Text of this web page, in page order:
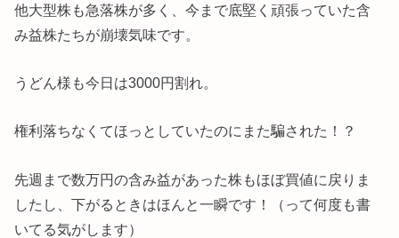
他大型株も急落株が多く、今まで底堅く頑張っていた含
み益株たちが崩壊気味です。
うどん様も今日は3000円割れ。
権利落ちなくてほっとしていたのにまた騙された！？
先週まで数万円の含み益があった株もほぼ買値に戻りま
したし、下がるときはほんと一瞬です！（って何度も書
いてる気がします）